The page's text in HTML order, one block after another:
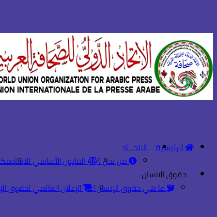
الرئيسية الاتحـــاد
من نحن ؟
القانون الأساسي للاتحاد
حقوق الانسان
ما هي حقوق الإنسان؟
الإعلان العالمي لحقوق